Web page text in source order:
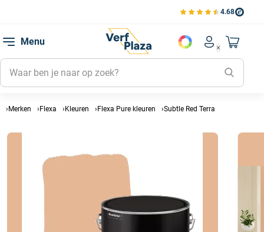
4.68
Bekijk de verfplaza
Menu
Account
Mijn
Mijn
Mijn
Naar
Merken Flexa Kleuren Flexa Pure kleuren Subtle Red Terra